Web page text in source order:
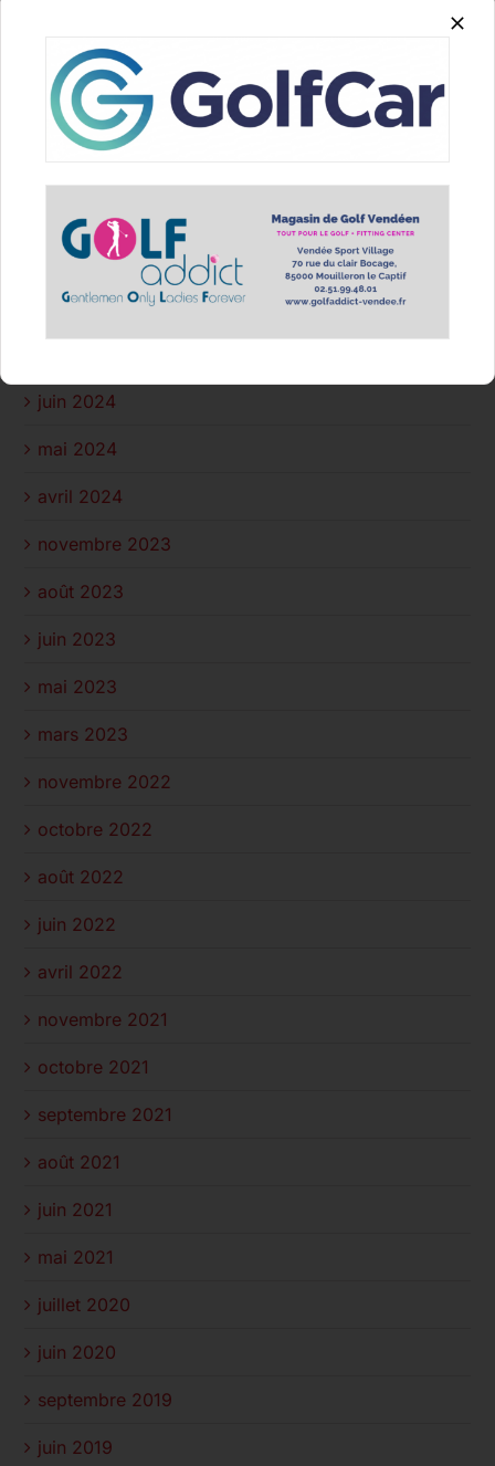
avril 2025
mars 2025
décembre 2024
novembre 2024
juin 2024
mai 2024
avril 2024
novembre 2023
août 2023
juin 2023
mai 2023
mars 2023
novembre 2022
octobre 2022
août 2022
juin 2022
avril 2022
novembre 2021
octobre 2021
septembre 2021
août 2021
juin 2021
mai 2021
juillet 2020
juin 2020
septembre 2019
juin 2019